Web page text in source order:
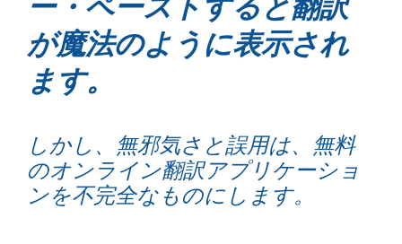
が魔法のように表示され
ます。
しかし、無邪気さと誤用は、無料
のオンライン翻訳アプリケーショ
ンを不完全なものにします。